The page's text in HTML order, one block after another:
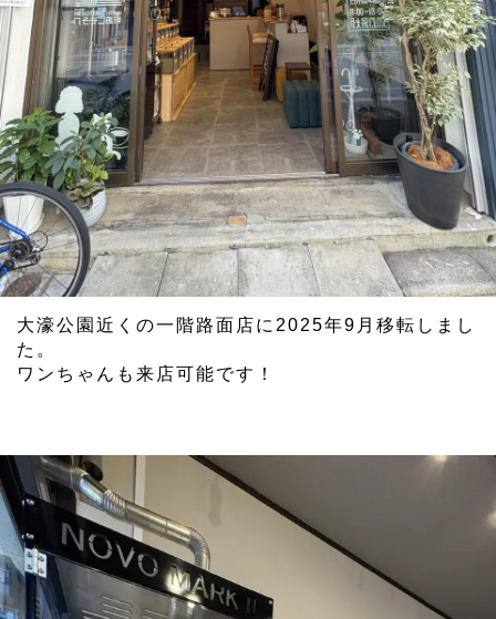
大濠公園近くの一階路面店に2025年9月移転しまし
た。
ワンちゃんも来店可能です！